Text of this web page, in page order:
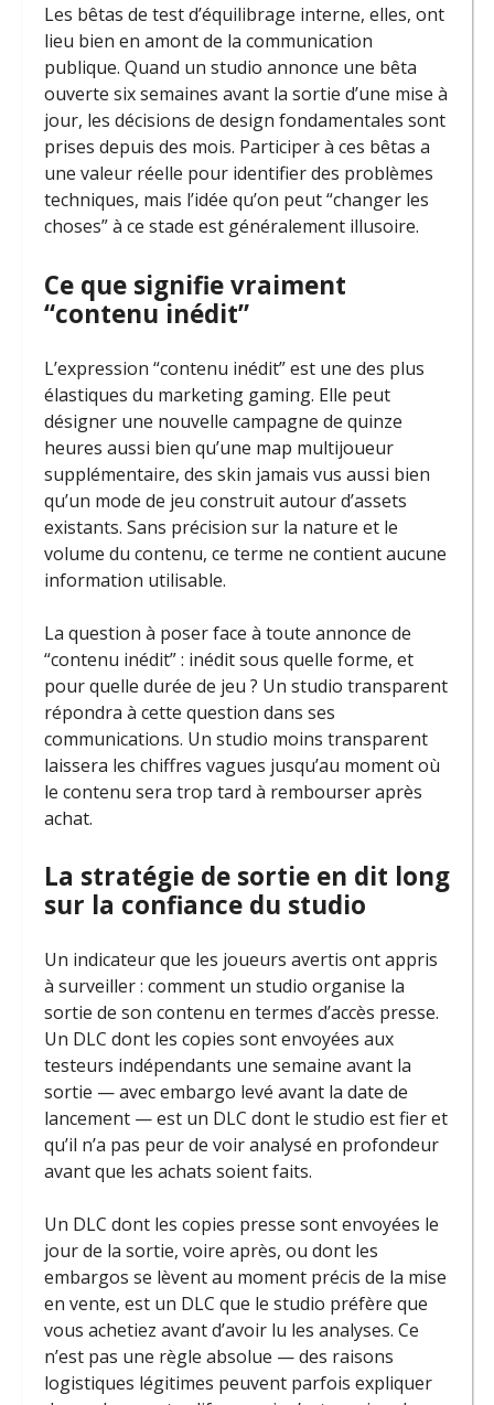
Les bêtas de test d’équilibrage interne, elles, ont
lieu bien en amont de la communication
publique. Quand un studio annonce une bêta
ouverte six semaines avant la sortie d’une mise à
jour, les décisions de design fondamentales sont
prises depuis des mois. Participer à ces bêtas a
une valeur réelle pour identifier des problèmes
techniques, mais l’idée qu’on peut “changer les
choses” à ce stade est généralement illusoire.
Ce que signifie vraiment
“contenu inédit”
L’expression “contenu inédit” est une des plus
élastiques du marketing gaming. Elle peut
désigner une nouvelle campagne de quinze
heures aussi bien qu’une map multijoueur
supplémentaire, des skin jamais vus aussi bien
qu’un mode de jeu construit autour d’assets
existants. Sans précision sur la nature et le
volume du contenu, ce terme ne contient aucune
information utilisable.
La question à poser face à toute annonce de
“contenu inédit” : inédit sous quelle forme, et
pour quelle durée de jeu ? Un studio transparent
répondra à cette question dans ses
communications. Un studio moins transparent
laissera les chiffres vagues jusqu’au moment où
le contenu sera trop tard à rembourser après
achat.
La stratégie de sortie en dit long
sur la confiance du studio
Un indicateur que les joueurs avertis ont appris
à surveiller : comment un studio organise la
sortie de son contenu en termes d’accès presse.
Un DLC dont les copies sont envoyées aux
testeurs indépendants une semaine avant la
sortie — avec embargo levé avant la date de
lancement — est un DLC dont le studio est fier et
qu’il n’a pas peur de voir analysé en profondeur
avant que les achats soient faits.
Un DLC dont les copies presse sont envoyées le
jour de la sortie, voire après, ou dont les
embargos se lèvent au moment précis de la mise
en vente, est un DLC que le studio préfère que
vous achetiez avant d’avoir lu les analyses. Ce
n’est pas une règle absolue — des raisons
logistiques légitimes peuvent parfois expliquer